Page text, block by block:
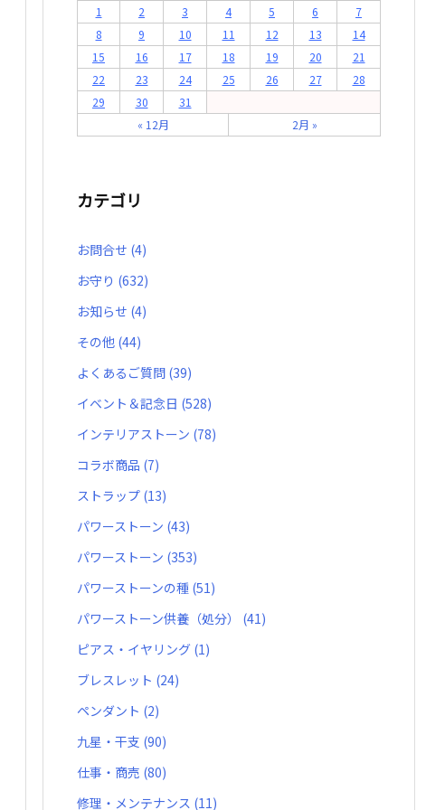
1
2 3 4 5 6
7
8
9 10 11 12 13
14
15
16 17 18 19 20
21
22
23 24 25 26 27
28
29
30
31
« 12月
2月 »
カテゴリ
お問合せ (4)
お守り (632)
お知らせ (4)
その他 (44)
よくあるご質問 (39)
イベント＆記念日 (528)
インテリアストーン (78)
コラボ商品 (7)
ストラップ (13)
パワーストーン (43)
パワーストーン (353)
パワーストーンの種 (51)
パワーストーン供養（処分） (41)
ピアス・イヤリング (1)
ブレスレット (24)
ペンダント (2)
九星・干支 (90)
仕事・商売 (80)
修理・メンテナンス (11)